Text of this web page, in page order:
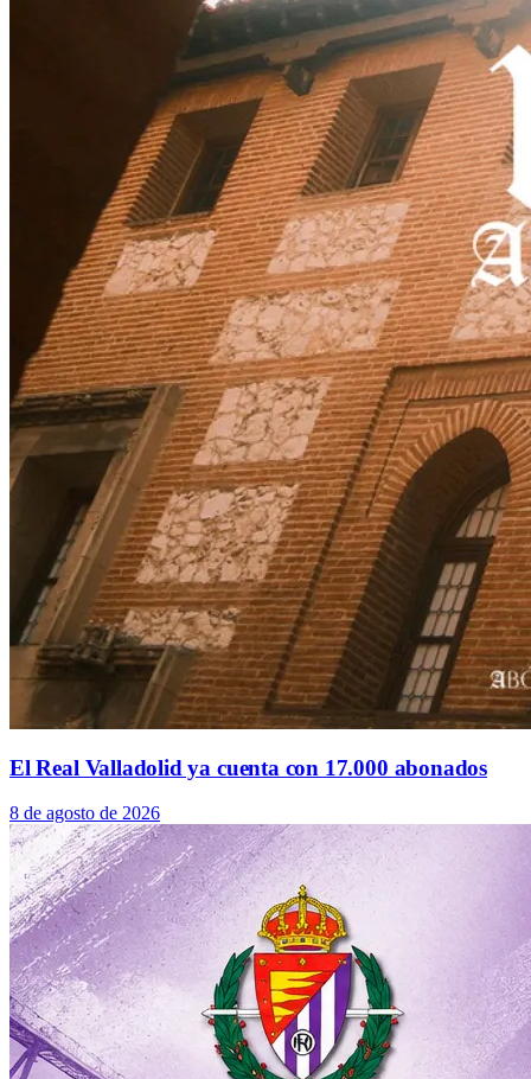
El Real Valladolid ya cuenta con 17.000 abonados
8 de agosto de 2026